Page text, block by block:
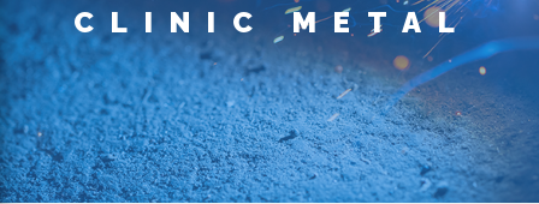
CLINIC METAL